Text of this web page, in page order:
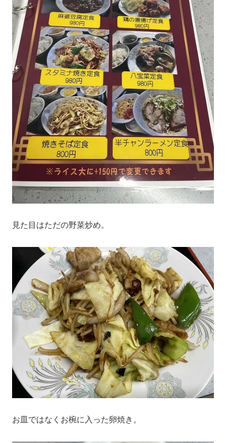
見た目はただの野菜炒め。
お皿ではなくお椀に入った卵焼き。